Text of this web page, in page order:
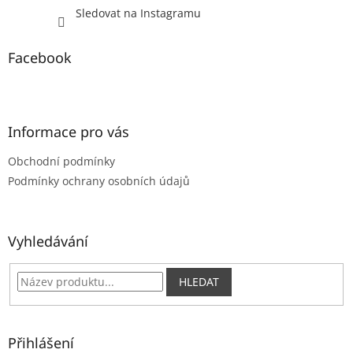
Sledovat na Instagramu
Facebook
Informace pro vás
Obchodní podmínky
Podmínky ochrany osobních údajů
Vyhledávání
HLEDAT
Přihlášení